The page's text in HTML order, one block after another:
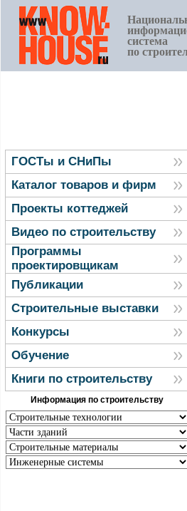
система
по
ГОСТы и СНиПы
Каталог товаров и фирм
Проекты коттеджей
Видео по строительству
Программы
проектировщикам
Публикации
Строительные выставки
Конкурсы
Обучение
Книги по строительству
Информация по строительству